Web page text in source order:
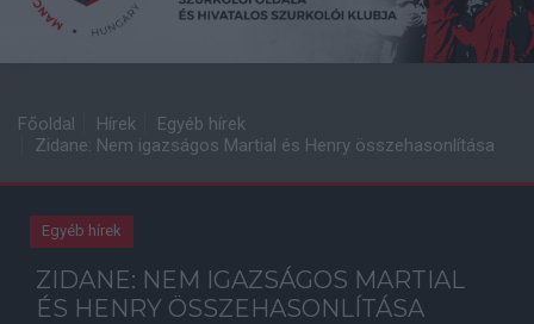
Főoldal Hírek
Egyéb hírek
Zidane: Nem igazságos Martial és Henry összehasonlítása
Egyéb hírek
ZIDANE: NEM IGAZSÁGOS MARTIAL
ÉS HENRY ÖSSZEHASONLÍTÁSA